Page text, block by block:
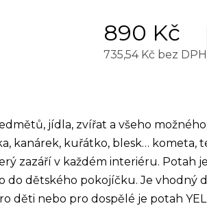
890 Kč
735,54 Kč bez DPH
jídla, zvířat a všeho
kanárek, kuřátko, blesk…
zazáří v každém interiéru. Potah
dětského pokojíčku. Je vhodný
děti nebo pro dospělé je potah